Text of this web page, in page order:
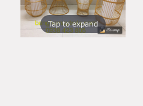
Tap to expand